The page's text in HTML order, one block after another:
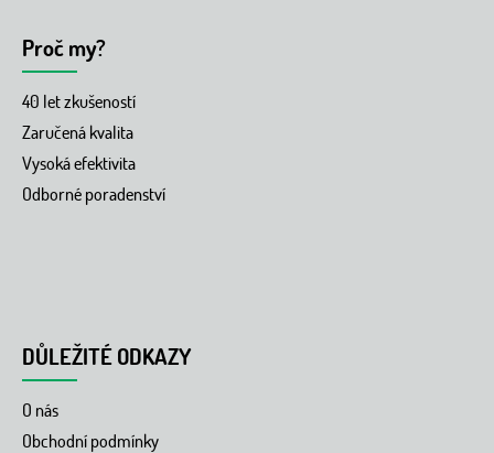
Proč my?
40 let zkušeností
Zaručená kvalita
Vysoká efektivita
Odborné poradenství
DŮLEŽITÉ ODKAZY
O nás
Obchodní podmínky